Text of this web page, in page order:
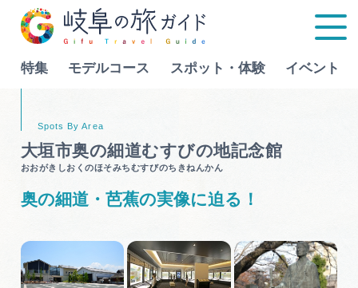
特集 モデルコース スポット・体験 イベント
スポット・体験
Language
大垣市奥の細道むすびの地記念館
おおがきしおくのほそみちむすびのちきねんかん
奥の細道・芭蕉の実像に迫る！